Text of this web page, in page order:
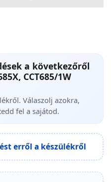
a következőről
CCT685/1W
Válaszolj azokra,
fel a sajátod.
erről a készülékről